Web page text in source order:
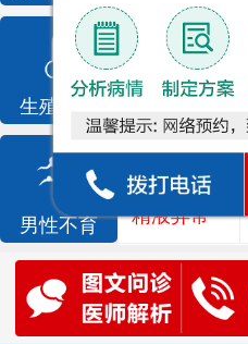
生殖感染
龟头炎
尿相关
男性不育
死精
精液异常